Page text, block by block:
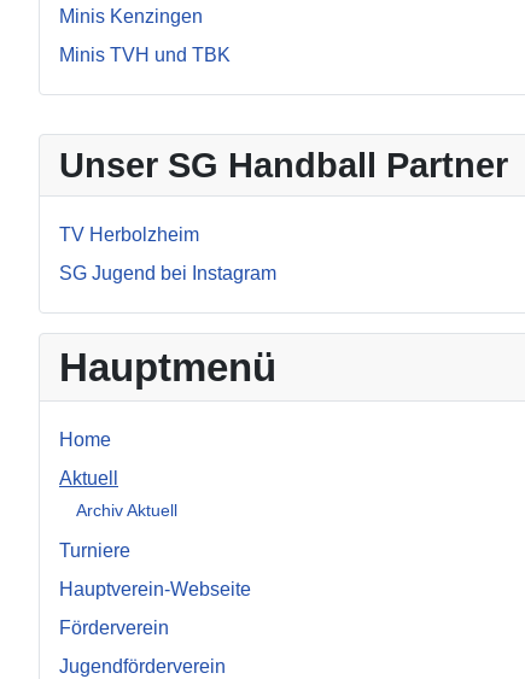
Unser SG Handball Partner
TV Herbolzheim
SG Jugend bei Instagram
Hauptmenü
Home
Aktuell
Archiv Aktuell
Turniere
Hauptverein-Webseite
Förderverein
Jugendförderverein
Minis Kenzingen
Minis TVH und TBK